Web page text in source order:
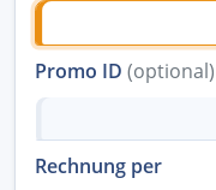
Promo ID (optional)
Rechnung per